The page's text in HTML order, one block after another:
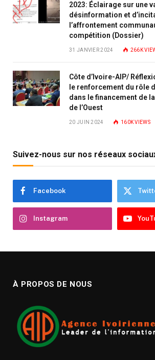
2023: Éclairage sur une
désinformation et
l’affrontement
compétition (Dossier)
31 JANVIER 2024 266K
Côte d’Ivoire-AIP/
le renforcement du rôle
dans le financement de
de l’Ouest
20 JUIN 2024 160KVIEWS
Suivez-nous sur nos réseaux
Facebook
Instagram
À PROPOS DE NOUS